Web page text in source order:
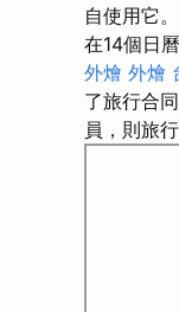
自使用它
在14個日
外燴 外燴
了旅行合同
員，則旅